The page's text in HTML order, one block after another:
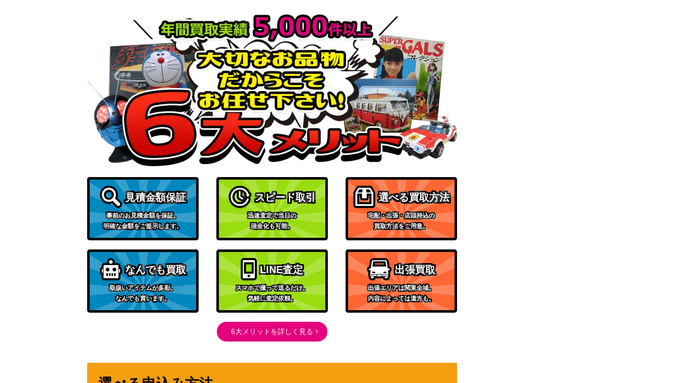
ルナアーラ（ミラー）【S8a 017/028】
ソード&シールド
（25th ANNIVERSARY
COLLECTION）
博士の研究[オーキド博士]（SR）【S8a 029/028】
ソード&シールド
（25th ANNIVERSARY
COLLECTION）
200
クロバット（クリスタルタイプ）
eシリーズ
（神秘なる山）
20,000
あなぬけのヒモ（UR）【SM3H 062/051】
サン&ムーン
（闘う虹を見たか）
6,600
探検家の先導（SR）【SV5K 090/071】
スカーレット＆バイオレッ
（ワイルドフォース）
アセロラ（TR）【SM9b 054/054】
サン&ムーン
（フルメタルウォール）
700
カシオペア（SAR）【SV6a 091/064】
スカーレット＆バイオレッ
ト
1,100
ガラルファイヤーV（UR）【Sl 422/414】
サン&ムーン
（スタートデッキ100）
1,600
イーブイ（U）【SC 014/020】
BWシリーズ
（シャイニーコレクショ
ン）
600
スカーレット＆バイオレッ
ト
見積金額保証
事前のお見積金額を保証。
明確な金額をご提示します。
スピード取引
迅速査定で当日の
現金化も可能。
選べる買取方法
宅配・出張・店頭持込の
買取方法をご用意。
なんでも買取
取扱いアイテムが多彩。
なんでも買います。
LINE査定
スマホで撮って送るだけ。
気軽に査定依頼。
出張買取
出張エリアは関東全域。
内容によっては遠方も。
6大メリットを詳しく見る